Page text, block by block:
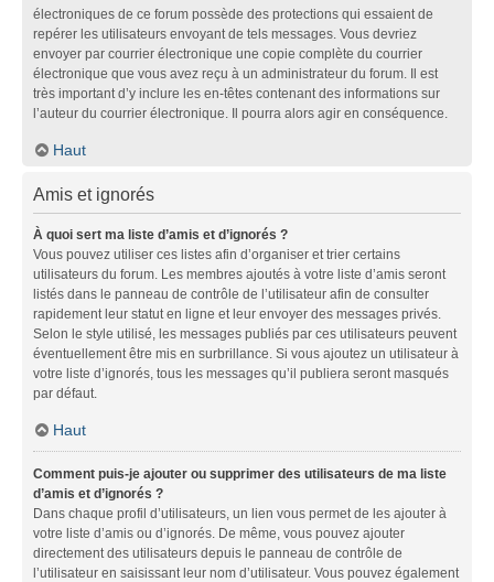
électroniques de ce forum possède des protections qui essaient de
repérer les utilisateurs envoyant de tels messages. Vous devriez
envoyer par courrier électronique une copie complète du courrier
électronique que vous avez reçu à un administrateur du forum. Il est
très important d’y inclure les en-têtes contenant des informations sur
l’auteur du courrier électronique. Il pourra alors agir en conséquence.
Haut
Amis et ignorés
À quoi sert ma liste d’amis et d’ignorés ?
Vous pouvez utiliser ces listes afin d’organiser et trier certains
utilisateurs du forum. Les membres ajoutés à votre liste d’amis seront
listés dans le panneau de contrôle de l’utilisateur afin de consulter
rapidement leur statut en ligne et leur envoyer des messages privés.
Selon le style utilisé, les messages publiés par ces utilisateurs peuvent
éventuellement être mis en surbrillance. Si vous ajoutez un utilisateur à
votre liste d’ignorés, tous les messages qu’il publiera seront masqués
par défaut.
Haut
Comment puis-je ajouter ou supprimer des utilisateurs de ma liste
d’amis et d’ignorés ?
Dans chaque profil d’utilisateurs, un lien vous permet de les ajouter à
votre liste d’amis ou d’ignorés. De même, vous pouvez ajouter
directement des utilisateurs depuis le panneau de contrôle de
l’utilisateur en saisissant leur nom d’utilisateur. Vous pouvez également